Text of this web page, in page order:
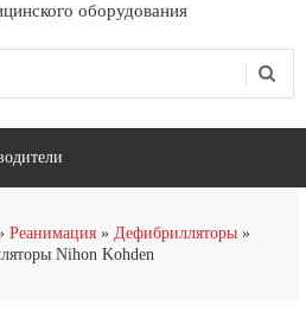
оборудования
Реанимация
Дефибрилляторы
Nihon Kohden